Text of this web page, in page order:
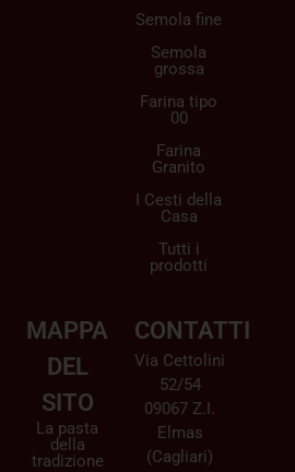
Semola fine
Semola
grossa
Farina tipo
00
Farina
Granito
I Cesti della
Casa
Tutti i
prodotti
MAPPA
DEL
SITO
La pasta
della
tradizione
CONTATTI
Via Cettolini
52/54
09067 Z.I.
Elmas
(Cagliari)